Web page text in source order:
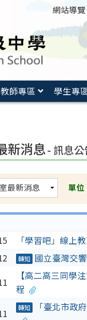
網站導覽
教師專區 學生專
新消息- 訊息公
單位
「學習吧」線上
轉知 國立臺灣交
【高二高三同學
程
轉知 「臺北市政